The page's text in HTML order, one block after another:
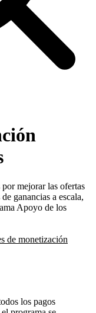
mejorar las ofertas
ganancias a escala,
Apoyo de los
de monetización
los pagos